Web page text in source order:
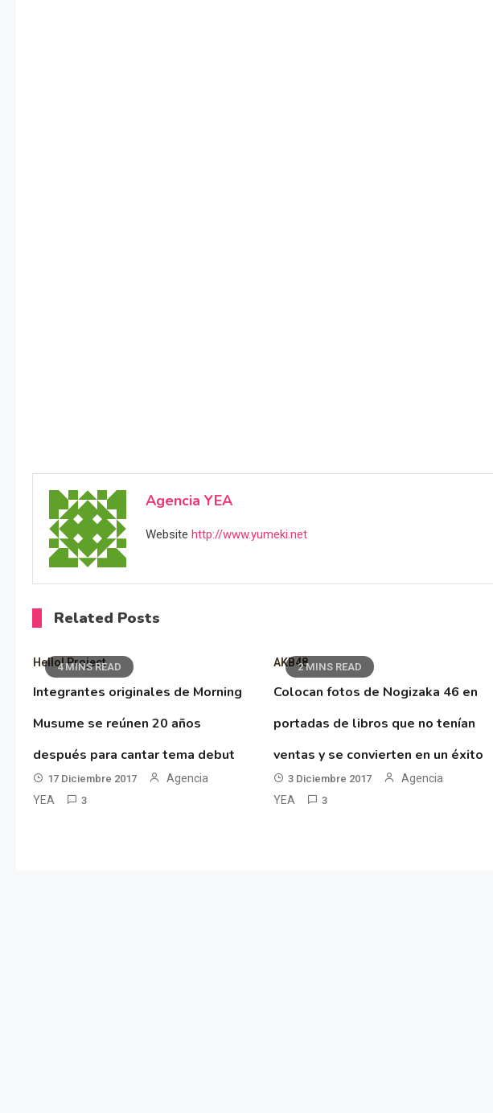
Agencia YEA
Website http://www.yumeki.net
Related Posts
4 MINS READ
Hello! Project
Integrantes originales de Morning
Musume se reúnen 20 años
después para cantar tema debut
17 Diciembre 2017
Agencia
YEA
3
2 MINS READ
AKB48
Colocan fotos de Nogizaka 46 en
portadas de libros que no tenían
ventas y se convierten en un éxito
3 Diciembre 2017
Agencia
YEA
3